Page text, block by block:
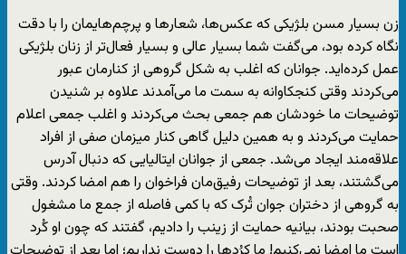
زن بسیار مسن بلژیکی که عکس‌ها، شعارها و پرچم‌هایمان را با دقت
نگاه کرده بود، می‌گفت شما بسیار عالی و بسیار فعال‌تر از زنان بلژیکی
عمل کرده‌اید. جوانان که اغلب به شکل گروهی از کنارمان عبور
می‌کردند وقتی کنجکاوانه به سمت ما می‌آمدند علاوه بر شنیدن
توضیحات ما خودشان هم جمعی بحث می‌کردند و اغلب جمعی اعلام
حمایت می‌کردند و به همین دلیل گاهی کنار میزمان صفی از افراد
علاقه‌مند ایجاد می‌شد. جمعی از جوانان ایتالیایی که دنبال آدرس
می‌گشتند، بعد از توضیحات رفیق‌مان فراخوان را هم امضا کردند. وقتی
به گروهی از دختران جوان تُرک که با کمی فاصله از جمع ما مشغول
صحبت بودند، بیانیه حمایت از زینب را دادیم، گفتند که چون او کُرد